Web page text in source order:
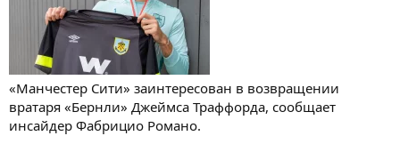
«Манчестер Сити» заинтересован в возвращении
вратаря «Бернли» Джеймса Траффорда, сообщает
инсайдер Фабрицио Романо.